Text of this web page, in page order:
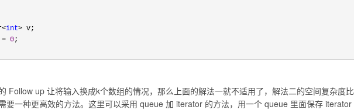
<int> v;
0;
Follow up 让将输入换成k个数组的情况，那么上面的解法一就不适用了，解法二的空间复杂度比
要一种更高效的方法。这里可以采用 queue 加 iterator 的方法，用一个 queue 里面保存 iterator